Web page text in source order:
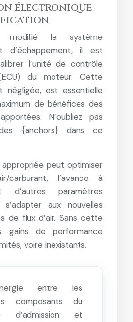
électronique
modifié le système
d’échappement, il est
l’unité de contrôle
du moteur. Cette
négligée, est essentielle
de bénéfices des
N’oubliez pas
des {anchors} dans ce
appropriée peut optimiser
carburant, l’avance à
d’autres paramètres
aux nouvelles
de flux d’air. Sans cette
gains de performance
voire inexistants.
entre les
composants du
d’admission et